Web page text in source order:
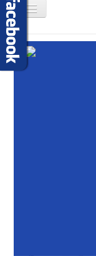
Przełącz
nawigację
Start
O nas